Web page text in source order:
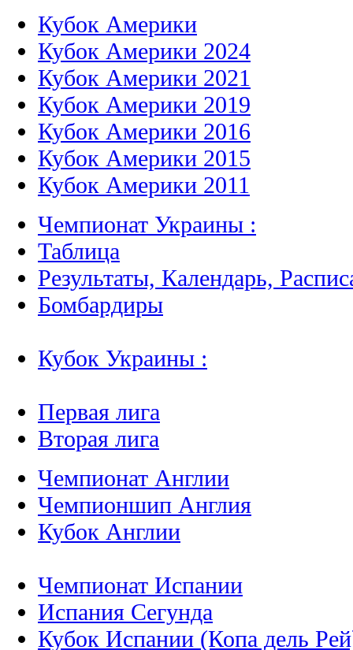
Кубок Америки
Кубок Америки 2024
Кубок Америки 2021
Кубок Америки 2019
Кубок Америки 2016
Кубок Америки 2015
Кубок Америки 2011
Чемпионат Украины :
Таблица
Результаты, Календарь,
Бомбардиры
Кубок Украины :
Первая лига
Вторая лига
Чемпионат Англии
Чемпионшип Англия
Кубок Англии
Чемпионат Испании
Испания Сегунда
Кубок Испании (Копа дель